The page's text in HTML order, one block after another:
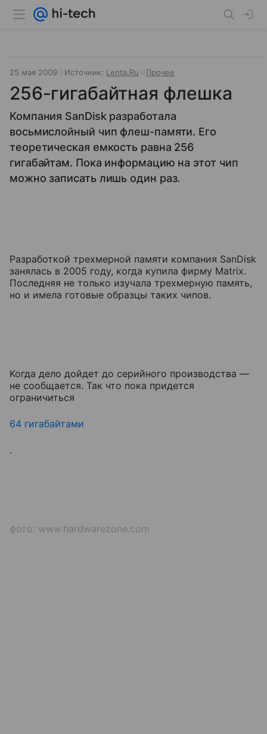
25 мая 2009 Источник: Lenta.Ru Прочее
256-гигабайтная флешка
Компания SanDisk разработала
восьмислойный чип флеш-памяти. Его
теоретическая емкость равна 256
гигабайтам. Пока информацию на этот чип
можно записать лишь один раз.
Разработкой трехмерной памяти компания SanDisk
занялась в 2005 году, когда купила фирму Matrix.
Последняя не только изучала трехмерную память,
но и имела готовые образцы таких чипов.
Когда дело дойдет до серийного производства —
не сообщается. Так что пока придется
ограничиться
64 гигабайтами
.
фото: www.hardwarezone.com